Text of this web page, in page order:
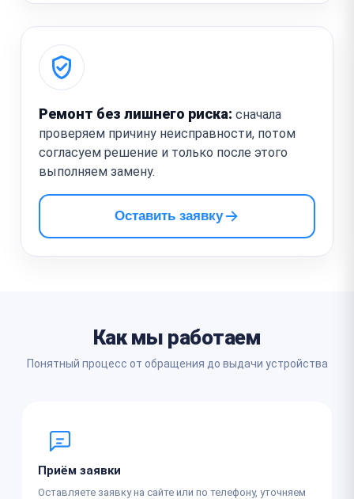
Ремонт без лишнего риска: сначала
проверяем причину неисправности, потом
согласуем решение и только после этого
выполняем замену.
Оставить заявку
Как мы работаем
Понятный процесс от обращения до выдачи устройства
Приём заявки
Оставляете заявку на сайте или по телефону, уточняем